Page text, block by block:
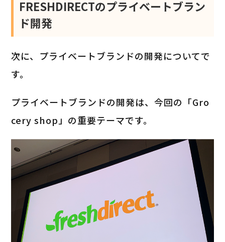
FRESHDIRECTのプライベートブラン
ド開発
次に、プライベートブランドの開発についてで
す。
プライベートブランドの開発は、今回の「Gro
cery shop」の重要テーマです。